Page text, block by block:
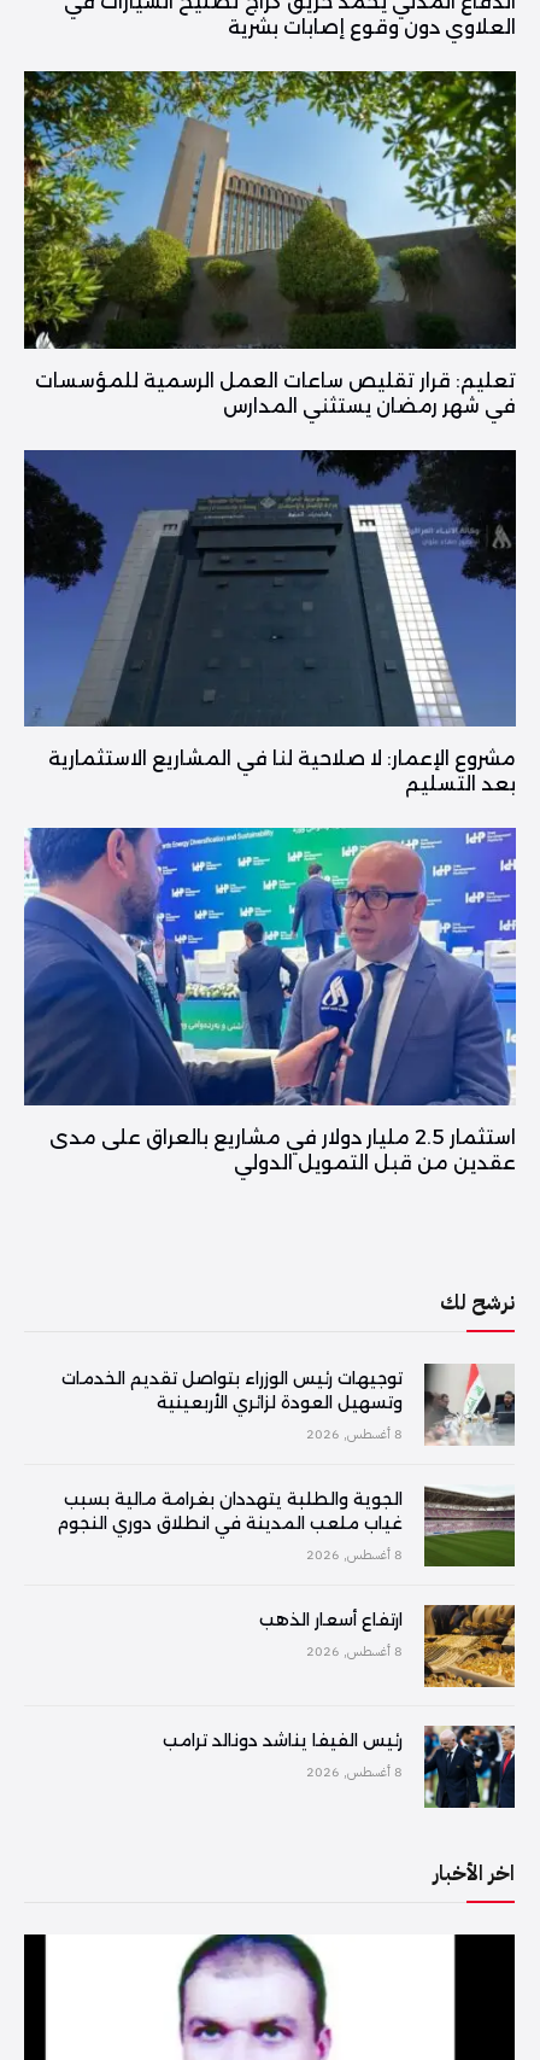
العلاوي دون وقوع إصابات بشرية
تعليم: قرار تقليص ساعات العمل الرسمية للمؤسسات
في شهر رمضان يستثني المدارس
مشروع الإعمار: لا صلاحية لنا في المشاريع الاستثمارية
بعد التسليم
استثمار 2.5 مليار دولار في مشاريع بالعراق على مدى
عقدين من قبل التمويل الدولي
نرشح لك
توجيهات رئيس الوزراء بتواصل تقديم الخدمات
وتسهيل العودة لزائري الأربعينية
8 أغسطس, 2026
الجوية والطلبة يتهددان بغرامة مالية بسبب
غياب ملعب المدينة في انطلاق دوري النجوم
8 أغسطس, 2026
ارتفاع أسعار الذهب
8 أغسطس, 2026
رئيس الفيفا يناشد دونالد ترامب
8 أغسطس, 2026
اخر الأخبار